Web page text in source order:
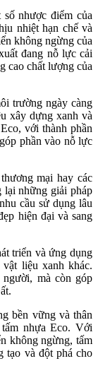
nhược điểm của
nhiệt hạn chế và
không ngừng của
đang nỗ lực cải
cao chất lượng của
trường ngày càng
xây dựng xanh và
với thành phần
phần vào nỗ lực
mại hay các
lại những giải pháp
cầu sử dụng lâu
hiện đại và sang
triển và ứng dụng
liệu xanh khác.
mà còn góp
bền vững và thân
nhựa Eco. Với
không ngừng, tấm
tạo và đột phá cho